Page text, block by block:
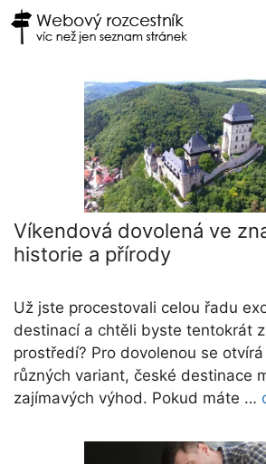
Přeskočit
na
Víkendová dovolená ve
historie a přírody
Už jste procestovali celou řadu
destinací a chtěli byste tentokrát
prostředí? Pro dovolenou se
různých variant, české destinace
zajímavých výhod. Pokud máte …